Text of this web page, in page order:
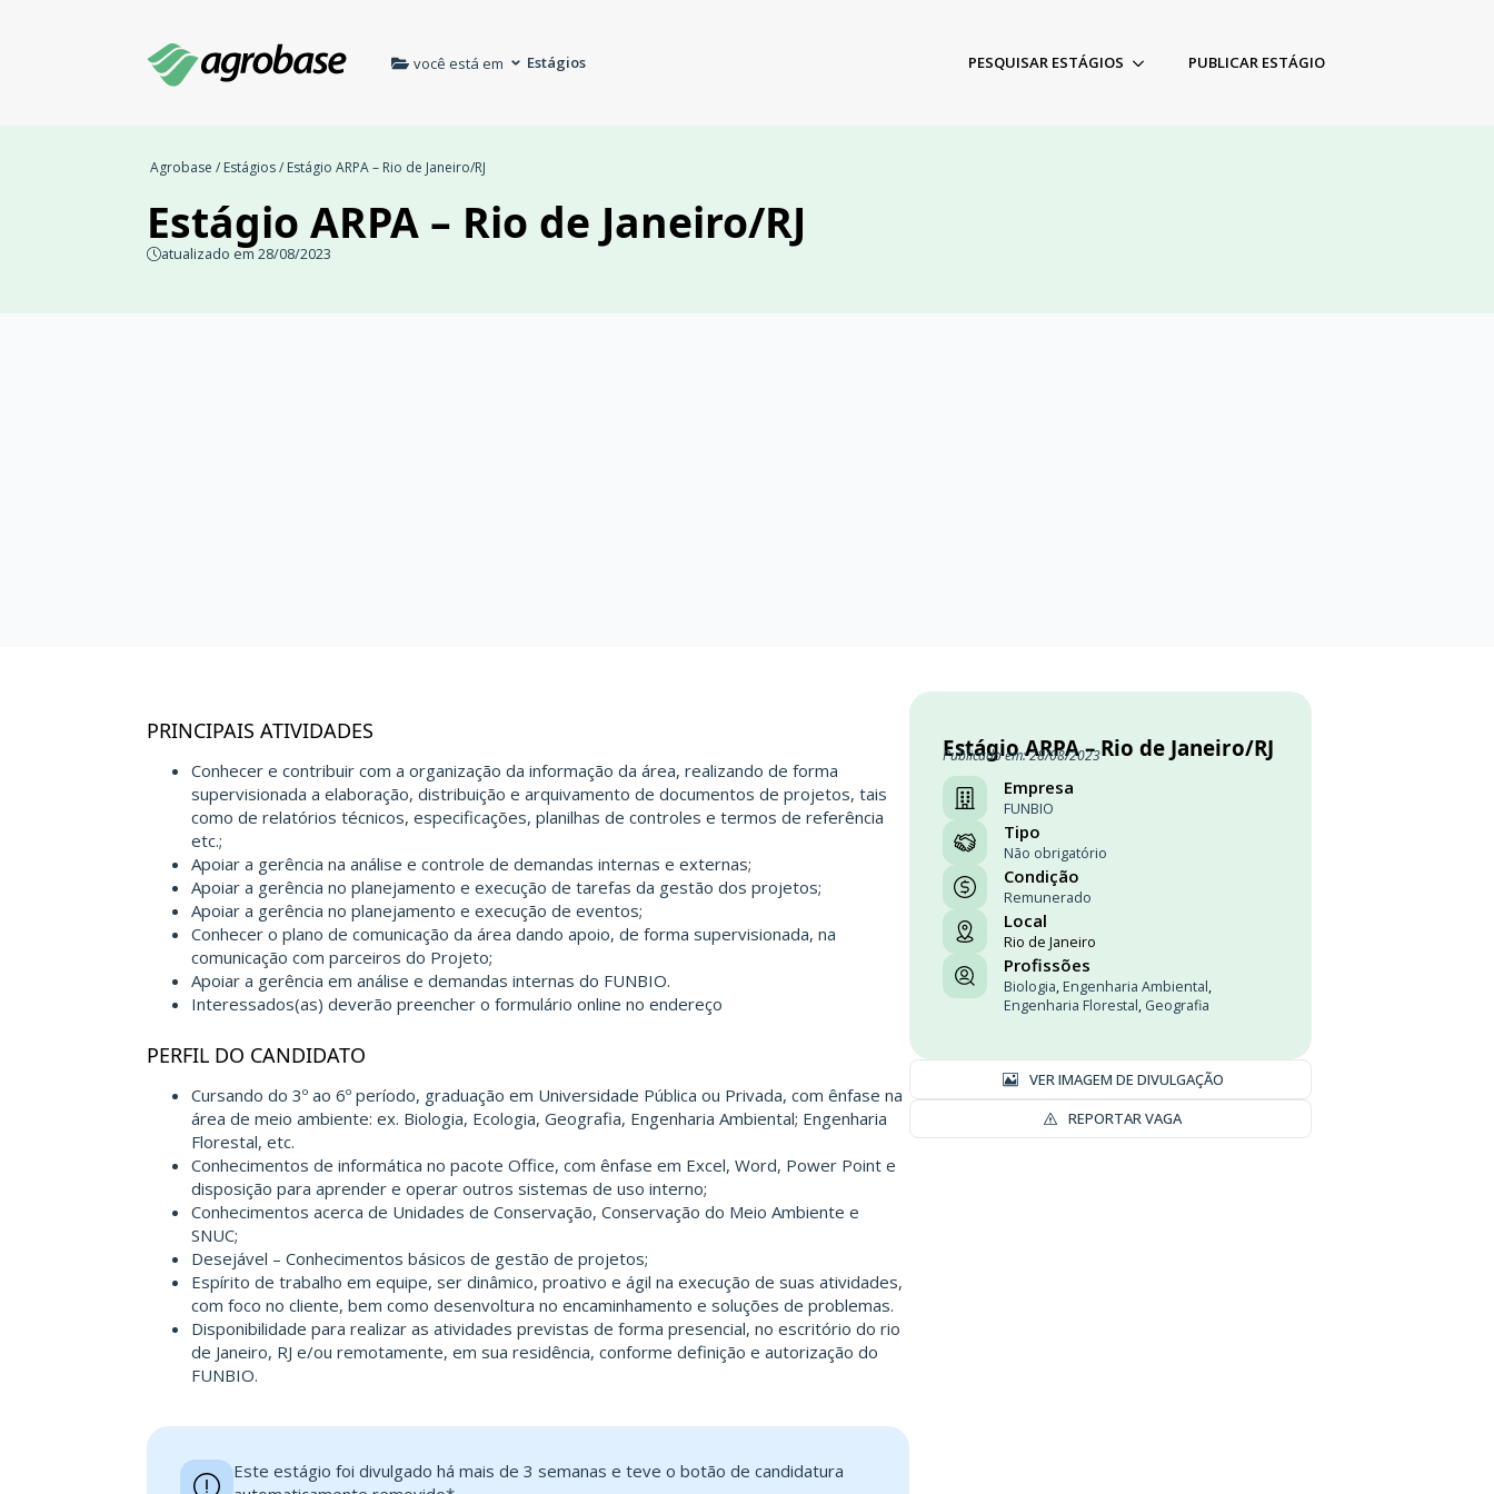
você está em Estágios PESQUISAR ESTÁGIOS PUBLICAR ESTÁGIO
Agrobase / Estágios/ Estágio ARPA – Rio de Janeiro/RJ
Estágio ARPA – Rio de Janeiro/RJ
atualizado em 28/08/2023
PRINCIPAIS ATIVIDADES
Conhecer e contribuir com a organização da informação da área, realizando de forma
supervisionada a elaboração, distribuição e arquivamento de documentos de projetos, tais
como de relatórios técnicos, especificações, planilhas de controles e termos de referência
etc.;
Apoiar a gerência na análise e controle de demandas internas e externas;
Apoiar a gerência no planejamento e execução de tarefas da gestão dos projetos;
Apoiar a gerência no planejamento e execução de eventos;
Conhecer o plano de comunicação da área dando apoio, de forma supervisionada, na
comunicação com parceiros do Projeto;
Apoiar a gerência em análise e demandas internas do FUNBIO.
Interessados(as) deverão preencher o formulário online no endereço
PERFIL DO CANDIDATO
Cursando do 3º ao 6º período, graduação em Universidade Pública ou Privada, com ênfase na
área de meio ambiente: ex. Biologia, Ecologia, Geografia, Engenharia Ambiental; Engenharia
Florestal, etc.
Conhecimentos de informática no pacote Office, com ênfase em Excel, Word, Power Point e
disposição para aprender e operar outros sistemas de uso interno;
Conhecimentos acerca de Unidades de Conservação, Conservação do Meio Ambiente e
SNUC;
Desejável – Conhecimentos básicos de gestão de projetos;
Espírito de trabalho em equipe, ser dinâmico, proativo e ágil na execução de suas atividades,
com foco no cliente, bem como desenvoltura no encaminhamento e soluções de problemas.
Disponibilidade para realizar as atividades previstas de forma presencial, no escritório do rio
de Janeiro, RJ e/ou remotamente, em sua residência, conforme definição e autorização do
FUNBIO.
Este estágio foi divulgado há mais de 3 semanas e teve o botão de candidatura
Estágio ARPA – Rio de Janeiro/RJ
Publicado em: 28/08/2023
Empresa
FUNBIO
Tipo
Não obrigatório
Condição
Remunerado
Local
Rio de Janeiro
Profissões
Biologia, Engenharia Ambiental,
Engenharia Florestal, Geografia
VER IMAGEM DE DIVULGAÇÃO
REPORTAR VAGA